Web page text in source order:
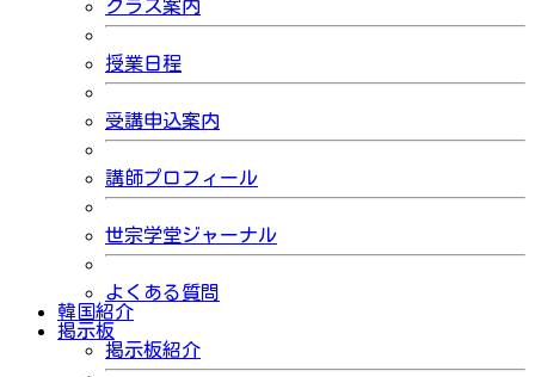
クラス案内
授業日程
受講申込案内
講師プロフィール
世宗学堂ジャーナル
よくある質問
韓国紹介
掲示板
掲示板紹介